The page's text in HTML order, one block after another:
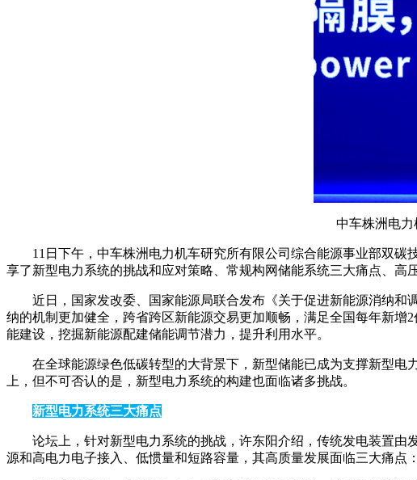
中车株洲电
11日下午，中车株洲电力机车研究所有限公司综合能源事业部双
享了新型电力系统的挑战和应对策略、常规构网储能系统三大痛点、高
近日，国家发改委、国家能源局联合发布《关于促进新能源消纳
纳的机制更加健全，跨省跨区新能源交易更加顺畅，满足全国每年新
能建设，挖掘新能源配建储能调节潜力，提升利用水平。
在全球能源绿色低碳转型的大背景下，新型储能已成为支撑新型电
上，但不可否认的是，新型电力系统的构建也面临诸多挑战。
新型电力系统三大痛点
论坛上，针对新型电力系统的挑战，许东阳介绍，传统发电装置
源和高电力电子接入、低惯量和短路容量，其高质量发展面临三大痛点